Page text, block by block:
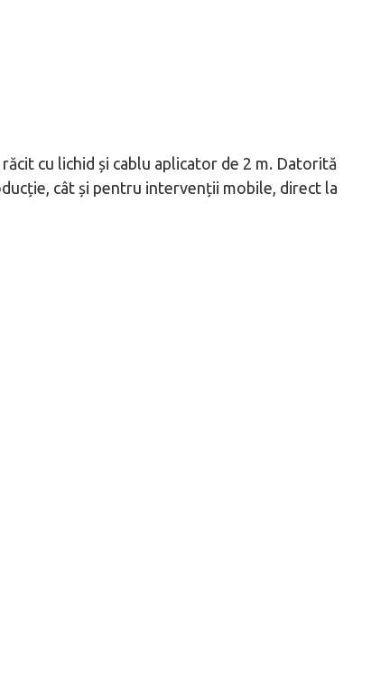
cu lichid și cablu aplicator de 2 m. Datorită
cât și pentru intervenții mobile, direct la